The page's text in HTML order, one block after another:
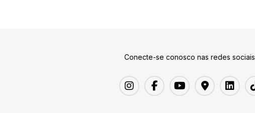
Conecte-se conosco nas redes sociais